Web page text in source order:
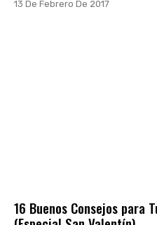
13 De Febrero De 2017
16 Buenos Consejos para